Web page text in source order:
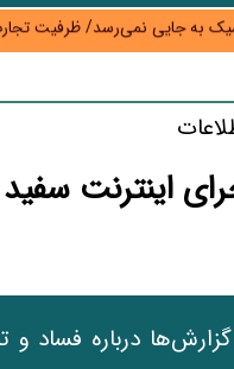
ظرفیت تجارت ۳۰۰ میلیارد دلاری با همسایگان وجود
قیمت به سفره مردم نرسید؟
تصمیم‌گیری درباره قیمت و
اینترنت
درباره فساد